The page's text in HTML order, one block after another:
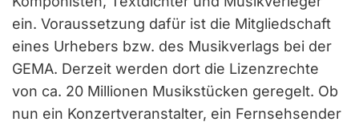
ein. Voraussetzung dafür ist die Mitgliedschaft
eines Urhebers bzw. des Musikverlags bei der
GEMA. Derzeit werden dort die Lizenzrechte
von ca. 20 Millionen Musikstücken geregelt. Ob
nun ein Konzertveranstalter, ein Fernsehsender